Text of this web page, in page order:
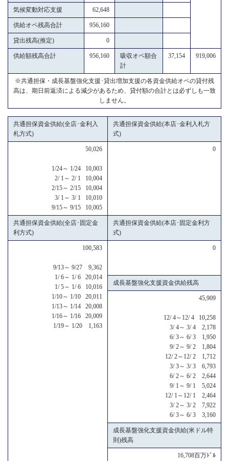
気候変動対応支援 62,648
供給オペ残高合計 956,160
貸出残高(推定) 0
供給額残高合計 956,160
吸収オペ額合
計
37,154 919,006
※共通担保・成長基盤強化支援･貸出増加支援の各資金供給オペの貸付残
高は、期日前返済による減少があるため、貸付額の合計とは必ずしも一致
しません。
共通担保資金供給(全店･金利入
札方式)
共通担保資金供給(本店･金利入札方
式)
50,026
1/24～ 1/24 10,003
2/ 1～ 2/ 1 10,004
2/15～ 2/15 10,004
3/ 1～ 3/ 1 10,010
9/15～ 9/15 10,005
0
共通担保資金供給(全店･固定金
利方式)
共通担保資金供給(本店･固定金利方
式)
100,583
9/13～ 9/27 9,362
1/ 6～ 1/ 6 20,014
1/ 5～ 1/ 6 10,016
1/10～ 1/10 20,011
1/13～ 1/14 20,008
1/16～ 1/16 20,009
1/19～ 1/20 1,163
0
成長基盤強化支援資金供給残高
45,909
12/ 4～12/ 4 10,258
3/ 4～ 3/ 4 2,178
6/ 3～ 6/ 3 1,950
9/ 2～ 9/ 2 1,804
12/ 2～12/ 2 1,712
3/ 3～ 3/ 3 6,793
6/ 2～ 6/ 2 2,644
9/ 1～ 9/ 1 5,024
12/ 1～12/ 1 2,464
3/ 2～ 3/ 2 7,922
6/ 3～ 6/ 3 3,160
成長基盤強化支援資金供給(米ドル特
則)残高
16,708百万ﾄﾞﾙ